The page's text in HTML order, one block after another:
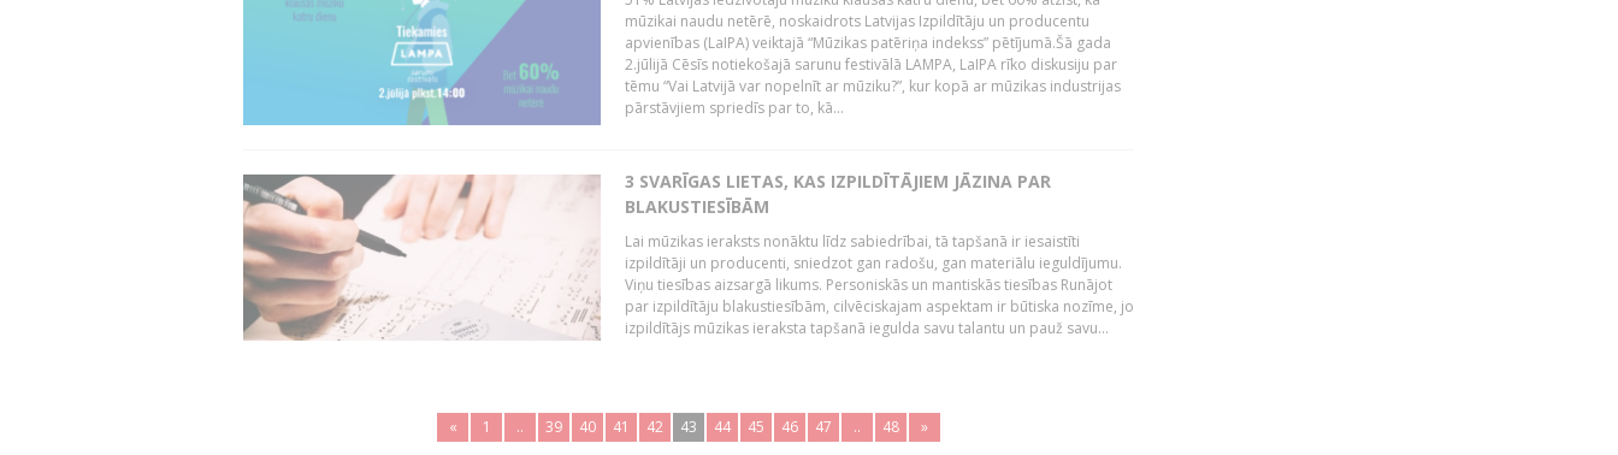
mūzikai naudu netērē, noskaidrots Latvijas Izpildītāju un producentu
apvienības (LaIPA) veiktajā “Mūzikas patēriņa indekss” pētījumā.Šā gada
2.jūlijā Cēsīs notiekošajā sarunu festivālā LAMPA, LaIPA rīko diskusiju par
tēmu “Vai Latvijā var nopelnīt ar mūziku?”, kur kopā ar mūzikas industrijas
pārstāvjiem spriedīs par to, kā...
3 SVARĪGAS LIETAS, KAS IZPILDĪTĀJIEM JĀZINA PAR
BLAKUSTIESĪBĀM
Lai mūzikas ieraksts nonāktu līdz sabiedrībai, tā tapšanā ir iesaistīti
izpildītāji un producenti, sniedzot gan radošu, gan materiālu ieguldījumu.
Viņu tiesības aizsargā likums. Personiskās un mantiskās tiesības Runājot
par izpildītāju blakustiesībām, cilvēciskajam aspektam ir būtiska nozīme, jo
izpildītājs mūzikas ieraksta tapšanā iegulda savu talantu un pauž savu...
« 1 .. 39 40 41 42 43 44 45 46 47 .. 48 »